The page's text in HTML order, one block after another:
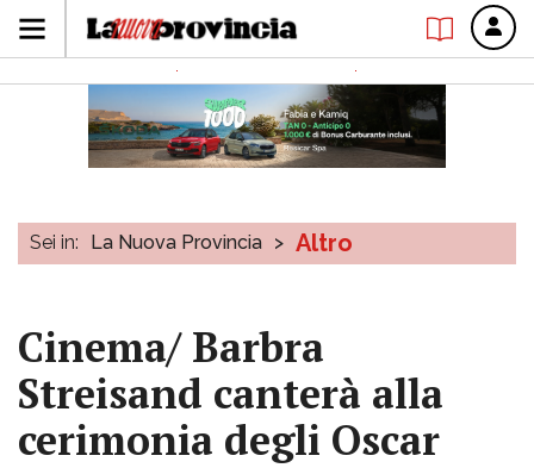
Sei in: La Nuova Provincia > Altro
Cinema/ Barbra
Streisand canterà alla
cerimonia degli Oscar